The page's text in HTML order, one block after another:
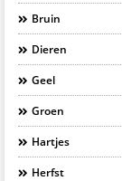
Bruin
Dieren
Geel
Groen
Hartjes
Herfst